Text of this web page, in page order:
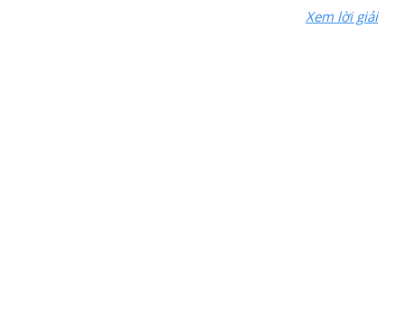
Xem lời giải